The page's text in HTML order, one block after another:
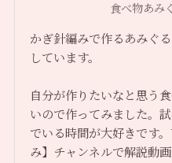
食べ物あみ
かぎ針編みで作るあみぐ
しています。
自分が作りたいなと思う
いので作ってみました。
でいる時間が大好きです
み】チャンネルで解説動画